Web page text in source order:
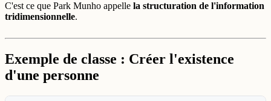
C'est ce que Park Munho appelle la structuration de l'information
tridimensionnelle.
Exemple de classe : Créer l'existence
d'une personne